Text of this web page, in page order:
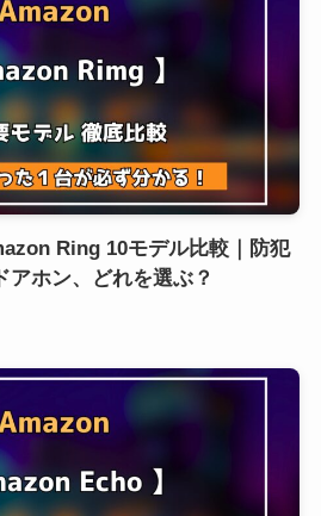
Ring 10モデル比較｜防犯
アホン、どれを選ぶ？